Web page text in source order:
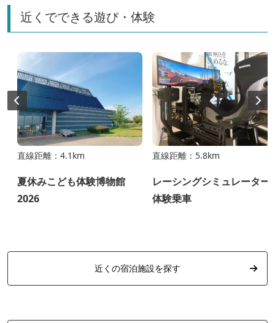
近くでできる遊び・体験
直線距離：4.1km
夏休みこども体験博物館
2026
直線距離：5.8km
レーシングシミュレーター
体験乗車
近くの宿泊施設を探す